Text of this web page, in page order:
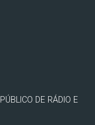
DE RÁDIO E